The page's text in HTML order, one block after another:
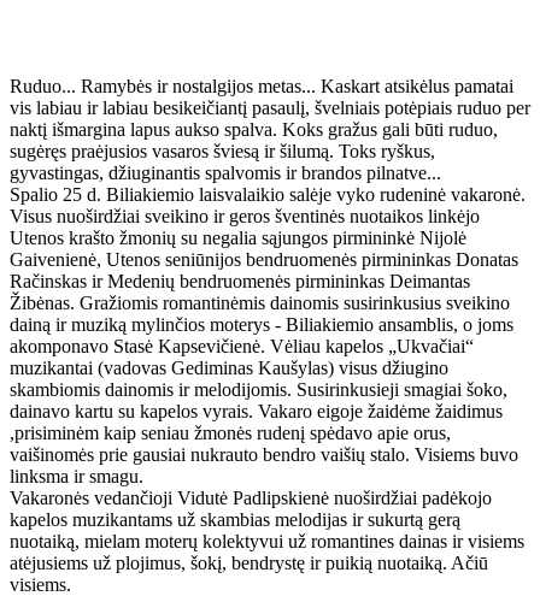
Ruduo... Ramybės ir nostalgijos metas... Kaskart atsikėlus pamatai
vis labiau ir labiau besikeičiantį pasaulį, švelniais potėpiais ruduo per
naktį išmargina lapus aukso spalva. Koks gražus gali būti ruduo,
sugėręs praėjusios vasaros šviesą ir šilumą. Toks ryškus,
gyvastingas, džiuginantis spalvomis ir brandos pilnatve...
Spalio 25 d. Biliakiemio laisvalaikio salėje vyko rudeninė vakaronė.
Visus nuoširdžiai sveikino ir geros šventinės nuotaikos linkėjo
Utenos krašto žmonių su negalia sąjungos pirmininkė Nijolė
Gaivenienė, Utenos seniūnijos bendruomenės pirmininkas Donatas
Račinskas ir Medenių bendruomenės pirmininkas Deimantas
Žibėnas. Gražiomis romantinėmis dainomis susirinkusius sveikino
dainą ir muziką mylinčios moterys - Biliakiemio ansamblis, o joms
akomponavo Stasė Kapsevičienė. Vėliau kapelos „Ukvačiai“
muzikantai (vadovas Gediminas Kaušylas) visus džiugino
skambiomis dainomis ir melodijomis. Susirinkusieji smagiai šoko,
dainavo kartu su kapelos vyrais. Vakaro eigoje žaidėme žaidimus
,prisiminėm kaip seniau žmonės rudenį spėdavo apie orus,
vaišinomės prie gausiai nukrauto bendro vaišių stalo. Visiems buvo
linksma ir smagu.
Vakaronės vedančioji Vidutė Padlipskienė nuoširdžiai padėkojo
kapelos muzikantams už skambias melodijas ir sukurtą gerą
nuotaiką, mielam moterų kolektyvui už romantines dainas ir visiems
atėjusiems už plojimus, šokį, bendrystę ir puikią nuotaiką. Ačiū
visiems.